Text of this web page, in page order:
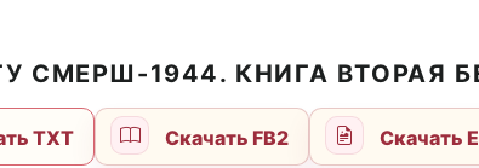
СМЕРШ-1944. КНИГА ВТОРАЯ
TXT Скачать FB2 Скачать